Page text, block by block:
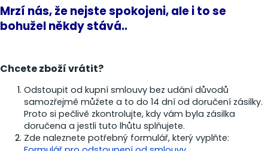
Mrzí nás, že nejste spokojeni, ale i to se
bohužel někdy stává..
Chcete zboží vrátit?
Odstoupit od kupní smlouvy bez udání důvodů
samozřejmě můžete a to do 14 dní od doručení zásilky.
Proto si pečlivě zkontrolujte, kdy vám byla zásilka
doručena a jestli tuto lhůtu splňujete.
Zde naleznete potřebný formulář, který vyplňte:
j
e
e
n
a
t